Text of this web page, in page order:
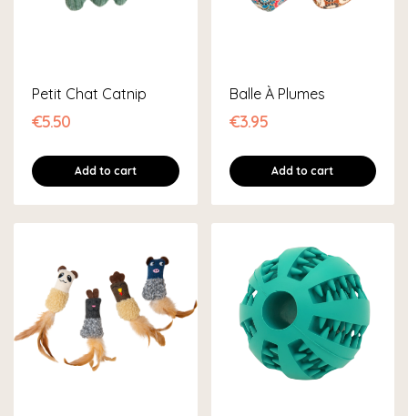
Petit Chat Catnip
€5.50
Add to cart
Balle À Plumes
€3.95
Add to cart